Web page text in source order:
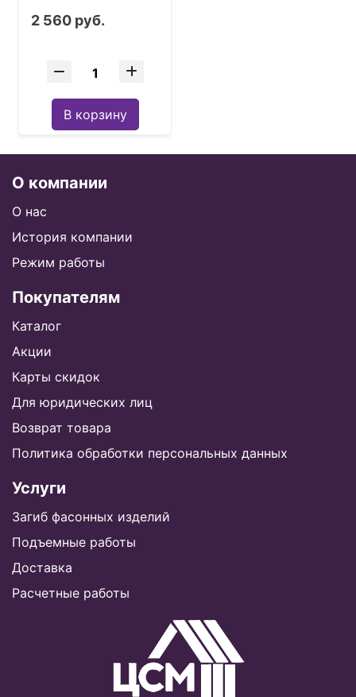
2 560 руб.
В корзину
О компании
О нас
История компании
Режим работы
Покупателям
Каталог
Акции
Карты скидок
Для юридических лиц
Возврат товара
Политика обработки персональных данных
Услуги
Загиб фасонных изделий
Подъемные работы
Доставка
Расчетные работы